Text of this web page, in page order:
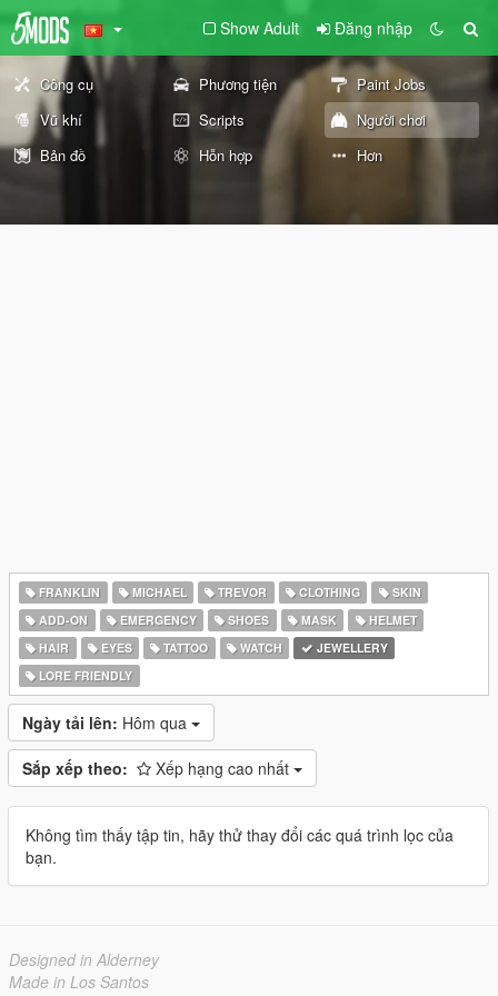
Show Adult Đăng nhập
Công cụ Phương tiện
Paint Jobs
Vũ khí
Scripts
Người chơi
Bản đồ
Hỗn hợp Hơn
FRANKLIN MICHAEL TREVOR CLOTHING
SKIN
ADD-ON
EMERGENCY SHOES MASK
HELMET
HAIR
EYES TATTOO WATCH
JEWELLERY
LORE FRIENDLY
Ngày tải lên: Hôm qua
Sắp xếp theo: Xếp hạng cao nhất
Không tìm thấy tập tin, hãy thử thay đổi các quá trình lọc của
bạn.
Designed in Alderney
Made in Los Santos